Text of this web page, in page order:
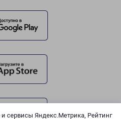
сервисы Яндекс.Метрика, Рейтинг